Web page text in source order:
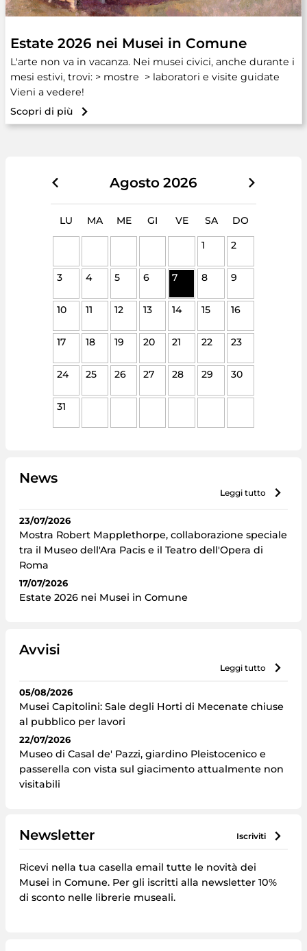
Estate 2026 nei Musei in Comune
L'arte non va in vacanza. Nei musei civici, anche durante i
mesi estivi, trovi: > mostre > laboratori e visite guidate
Vieni a vedere!
Scopri di più
Agosto 2026
LU MA ME GI VE SA
DO
1
2
3 4 5 6 7 8 9
10 11 12 13 14 15 16
17 18 19 20 21 22 23
24 25 26 27 28 29 30
31
News
leggi tutto
23/07/2026
Mostra Robert Mapplethorpe, collaborazione speciale
tra il Museo dell'Ara Pacis e il Teatro dell'Opera di
Roma
17/07/2026
Estate 2026 nei Musei in Comune
Avvisi
leggi tutto
05/08/2026
Musei Capitolini: Sale degli Horti di Mecenate chiuse
al pubblico per lavori
22/07/2026
Museo di Casal de' Pazzi, giardino Pleistocenico e
passerella con vista sul giacimento attualmente non
visitabili
Newsletter iscriviti
Ricevi nella tua casella email tutte le novità dei
Musei in Comune. Per gli iscritti alla newsletter 10%
di sconto nelle librerie museali.